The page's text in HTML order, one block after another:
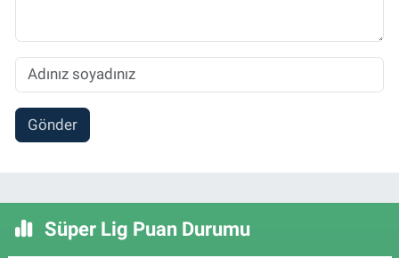
Gönder
Süper Lig Puan Durumu